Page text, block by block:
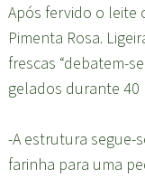
Após fervido o leite
Pimenta Rosa.
frescas “debatem-
gelados durante
-A estrutura segue-
farinha para uma